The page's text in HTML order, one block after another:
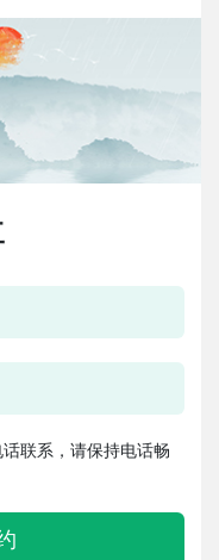
联系，请保持电话畅